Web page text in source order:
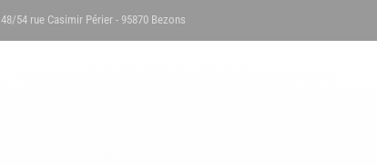
48/54 rue Casimir Périer - 95870 Bezons